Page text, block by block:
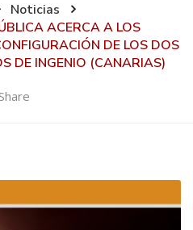
Noticias
ACERCA A LOS
DE LOS DOS
DE INGENIO (CANARIAS)
Share